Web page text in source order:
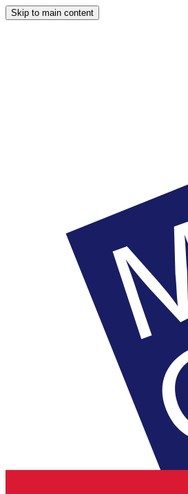
Skip to main content